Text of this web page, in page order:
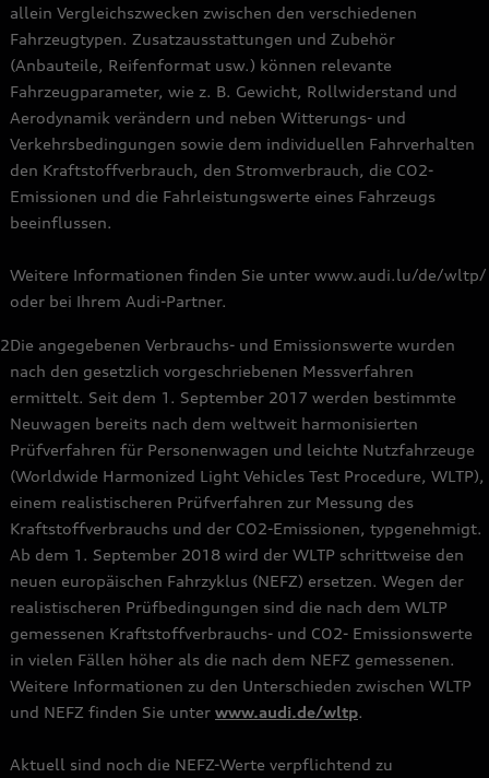
allein Vergleichszwecken zwischen den verschiedenen
Fahrzeugtypen. Zusatzausstattungen und Zubehör
(Anbauteile, Reifenformat usw.) können relevante
Fahrzeugparameter, wie z. B. Gewicht, Rollwiderstand und
Aerodynamik verändern und neben Witterungs- und
Verkehrsbedingungen sowie dem individuellen Fahrverhalten
den Kraftstoffverbrauch, den Stromverbrauch, die CO2-
Emissionen und die Fahrleistungswerte eines Fahrzeugs
beeinflussen.
Weitere Informationen finden Sie unter www.audi.lu/de/wltp/
oder bei Ihrem Audi-Partner.
2Die angegebenen Verbrauchs- und Emissionswerte wurden
nach den gesetzlich vorgeschriebenen Messverfahren
ermittelt. Seit dem 1. September 2017 werden bestimmte
Neuwagen bereits nach dem weltweit harmonisierten
Prüfverfahren für Personenwagen und leichte Nutzfahrzeuge
(Worldwide Harmonized Light Vehicles Test Procedure, WLTP),
einem realistischeren Prüfverfahren zur Messung des
Kraftstoffverbrauchs und der CO2-Emissionen, typgenehmigt.
Ab dem 1. September 2018 wird der WLTP schrittweise den
neuen europäischen Fahrzyklus (NEFZ) ersetzen. Wegen der
realistischeren Prüfbedingungen sind die nach dem WLTP
gemessenen Kraftstoffverbrauchs- und CO2- Emissionswerte
in vielen Fällen höher als die nach dem NEFZ gemessenen.
Weitere Informationen zu den Unterschieden zwischen WLTP
und NEFZ finden Sie unter www.audi.de/wltp.
Aktuell sind noch die NEFZ-Werte verpflichtend zu